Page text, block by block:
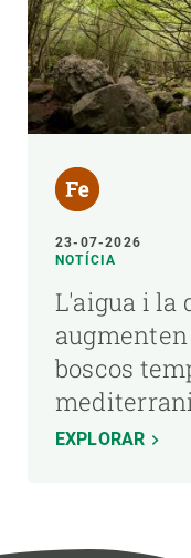
23-07-2026
NOTÍCIA
L'aigua i la
boscos
EXPLORAR